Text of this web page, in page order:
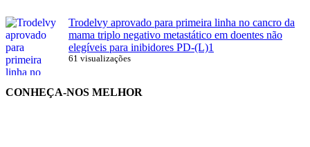
Trodelvy aprovado para primeira linha no cancro da
mama triplo negativo metastático em doentes não
elegíveis para inibidores PD-(L)1
61 visualizações
CONHEÇA-NOS MELHOR